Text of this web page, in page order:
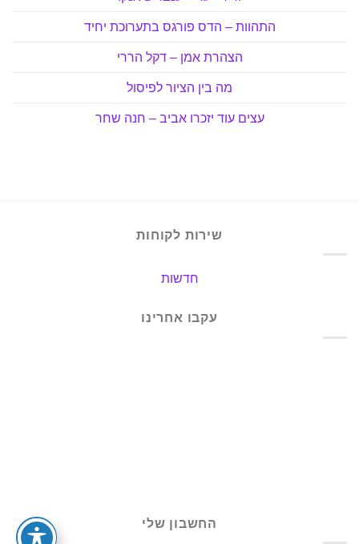
התהוות – הדס פורגס בתערוכת יחיד
הצהרת אמן – דקל הררי
מה בין הציור לפיסול
עצים עוד יזכרו אביב – חנה שחר
שירות לקוחות
חדשות
עקבו אחרינו
החשבון שלי